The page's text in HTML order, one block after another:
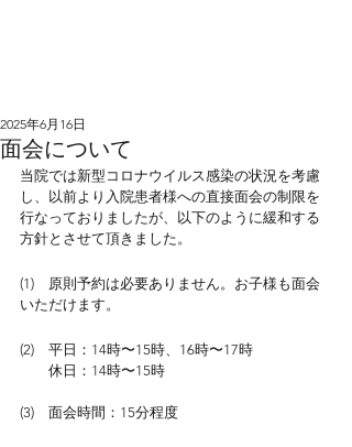
面会について
2025年6月16日
当院では新型コロナウイルス感染の状況を考慮
し、以前より入院患者様への直接面会の制限を
行なっておりましたが、以下のように緩和する
方針とさせて頂きました。
(1)　原則予約は必要ありません。お子様も面会
いただけます。
(2)　平日：14時〜15時、16時〜17時
休日：14時〜15時
(3)　面会時間：15分程度